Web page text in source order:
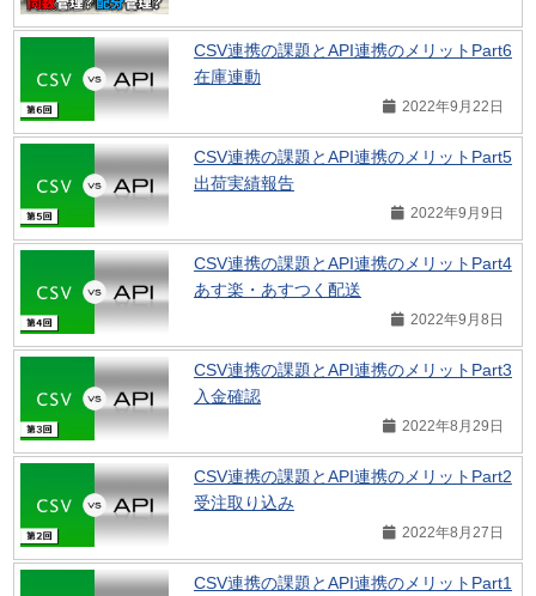
CSV連携の課題とAPI連携のメリットPart6
在庫連動
2022年9月22日
CSV連携の課題とAPI連携のメリットPart5
出荷実績報告
2022年9月9日
CSV連携の課題とAPI連携のメリットPart4
あす楽・あすつく配送
2022年9月8日
CSV連携の課題とAPI連携のメリットPart3
入金確認
2022年8月29日
CSV連携の課題とAPI連携のメリットPart2
受注取り込み
2022年8月27日
CSV連携の課題とAPI連携のメリットPart1